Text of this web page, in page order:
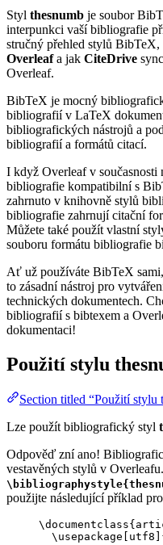
Styl thesnumb je soubor
interpunkci vaší bibliografie
stručný přehled stylů
Overleafa jak CiteDrive
Overleaf.
BibTeX je mocný
bibliografií v LaTeX
bibliografických nástrojů a
bibliografií a formátů citací.
I když Overleaf v současnosti
bibliografie kompatibilní s
zahrnuto v knihovně stylů
bibliografie zahrnují citační
Můžete také použít vlastní
souboru formátu bibliografie
Ať už používáte BibTeX
to zásadní nástroj pro
technických dokumentech.
bibliografií s bibtexem a
dokumentaci!
Použití stylu
Section titled “Použití stylu
Lze použít bibliografický styl
Odpověď zní ano!
vestavěných stylů v
použijte následující příklad
\documentclass{
\usepackage
utf8